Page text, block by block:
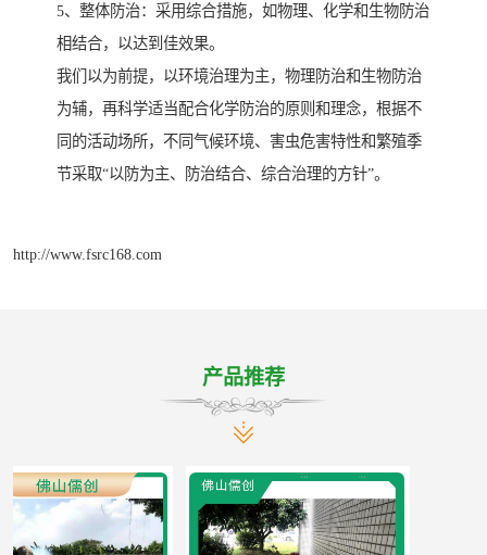
5、整体防治：采用综合措施，如物理、化学和生物防治
相结合，以达到佳效果。
我们以为前提，以环境治理为主，物理防治和生物防治
为辅，再科学适当配合化学防治的原则和理念，根据不
同的活动场所，不同气候环境、害虫危害特性和繁殖季
节采取“以防为主、防治结合、综合治理的方针”。
http://www.fsrc168.com
产品推荐